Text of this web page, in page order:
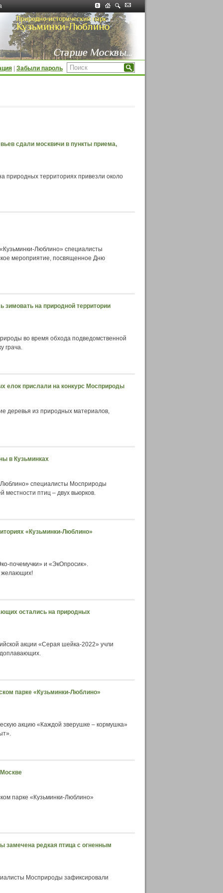
Забыли пароль
сдали москвичи в пункты приема,
природных территориях привезли около
Люблино» специалисты
мероприятие, посвященное Дню
зимовать на природной территории
во время обхода подведомственной
грача.
елок прислали на конкурс Мосприроды
деревья из природных материалов,
в Кузьминках
специалисты Мосприроды
птиц – двух вьюрков.
«Кузьминки-Люблино»
почемучки» и «ЭкОпросик».
желающих!
остались на природных
акции «Серая шейка-2022» учли
парке «Кузьминки-Люблино»
акцию «Каждой зверушке – кормушка»
парке «Кузьминки-Люблино»
замечена редкая птица с огненным
Мосприроды зафиксировали